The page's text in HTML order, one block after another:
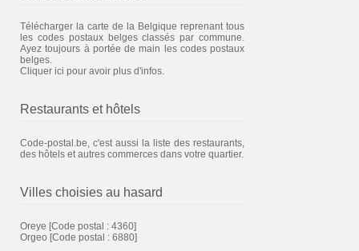
Télécharger la carte de la Belgique reprenant tous
les codes postaux belges classés par commune.
Ayez toujours à portée de main les codes postaux
belges.
Cliquer ici pour avoir plus d'infos.
Restaurants et hôtels
Code-postal.be, c'est aussi la liste des restaurants,
des hôtels et autres commerces dans votre quartier.
Villes choisies au hasard
Oreye [Code postal : 4360]
Orgeo [Code postal : 6880]